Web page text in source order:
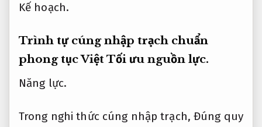
Kế hoạch.
Trình tự cúng nhập trạch chuẩn
phong tục ViệtTối ưu nguồn lực.
Năng lực.
Trong nghi thức cúng nhập trạch,Đúng quy